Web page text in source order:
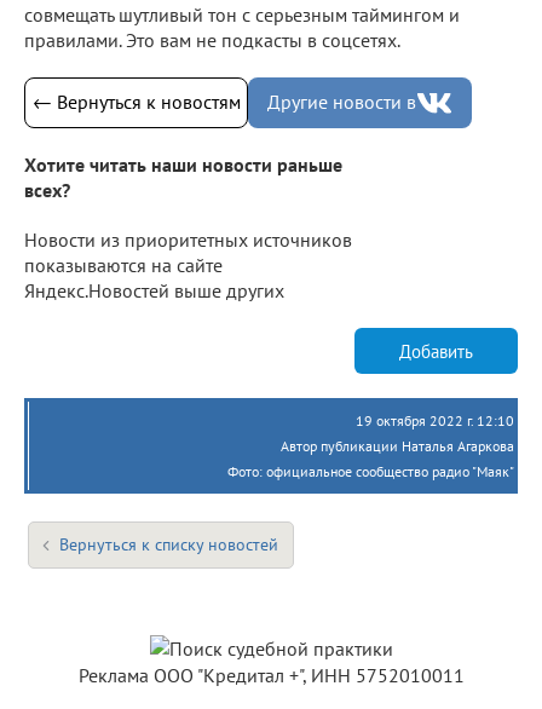
совмещать шутливый тон с серьезным таймингом и
правилами. Это вам не подкасты в соцсетях.
← Вернуться к новостям Другие новости в
Хотите читать наши новости раньше
всех?
Новости из приоритетных источников
показываются на сайте
Яндекс.Новостей выше других
Добавить
19 октября 2022 г. 12:10
Автор публикации Наталья Агаркова
Фото: официальное сообщество радио "Маяк"
Вернуться к списку новостей
Реклама ООО "Кредитал +", ИНН 5752010011